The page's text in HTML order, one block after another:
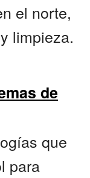
el norte,
limpieza.
de
que
para